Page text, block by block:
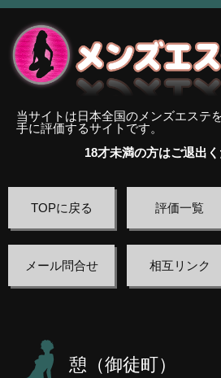
当サイトは日本全国のメンズエステ
手に評価するサイトです。
18才未満の方はご退出く
TOPに戻る 評価一覧
メール問合せ 相互リンク
憩（御徒町）